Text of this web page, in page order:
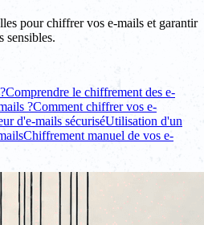
pour chiffrer vos e-mails et garantir
sensibles.
Comprendre le chiffrement des e-
?Comment chiffrer vos e-
d'e-mails sécuriséUtilisation d'un
Chiffrement manuel de vos e-